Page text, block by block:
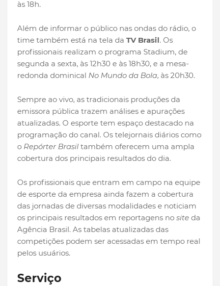
às 18h.
Além de informar o público nas ondas do rádio, o
time também está na tela da TV Brasil. Os
profissionais realizam o programa Stadium, de
segunda a sexta, às 12h30 e às 18h30, e a mesa-
redonda dominical No Mundo da Bola, às 20h30.
Sempre ao vivo, as tradicionais produções da
emissora pública trazem análises e apurações
atualizadas. O esporte tem espaço destacado na
programação do canal. Os telejornais diários como
o Repórter Brasil também oferecem uma ampla
cobertura dos principais resultados do dia.
Os profissionais que entram em campo na equipe
de esporte da empresa ainda fazem a cobertura
das jornadas de diversas modalidades e noticiam
os principais resultados em reportagens no site da
Agência Brasil. As tabelas atualizadas das
competições podem ser acessadas em tempo real
pelos usuários.
Serviço